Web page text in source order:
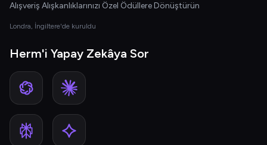
Alışveriş Alışkanlıklarınızı Özel Ödüllere Dönüştürün
Londra, İngiltere'de kuruldu
Herm'i Yapay Zekâya Sor